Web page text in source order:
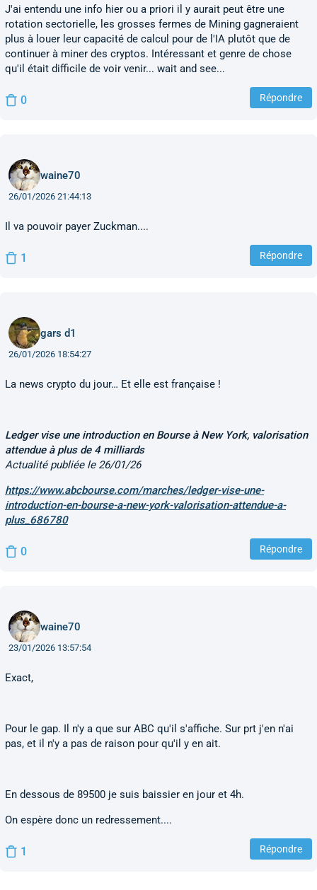
J'ai entendu une info hier ou a priori il y aurait peut être une
rotation sectorielle, les grosses fermes de Mining gagneraient
plus à louer leur capacité de calcul pour de l'IA plutôt que de
continuer à miner des cryptos. Intéressant et genre de chose
qu'il était difficile de voir venir... wait and see...
0 Répondre
waine70
26/01/2026 21:44:13
Il va pouvoir payer Zuckman....
1 Répondre
gars d1
26/01/2026 18:54:27
La news crypto du jour… Et elle est française !
Ledger vise une introduction en Bourse à New York, valorisation
attendue à plus de 4 milliards
Actualité publiée le 26/01/26
https://www.abcbourse.com/marches/ledger-vise-une-
introduction-en-bourse-a-new-york-valorisation-attendue-a-
plus_686780
0 Répondre
waine70
23/01/2026 13:57:54
Exact,
Pour le gap. Il n'y a que sur ABC qu'il s'affiche. Sur prt j'en n'ai
pas, et il n'y a pas de raison pour qu'il y en ait.
En dessous de 89500 je suis baissier en jour et 4h.
On espère donc un redressement....
1 Répondre